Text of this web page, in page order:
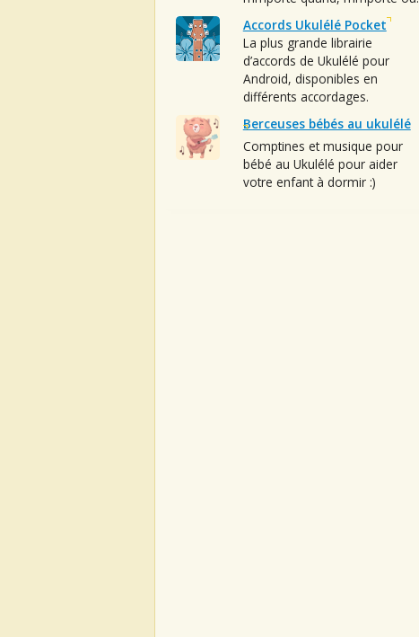
Accords Ukulélé Pocket
La plus grande librairie
d’accords de Ukulélé pour
Android, disponibles en
différents accordages.
Berceuses bébés au ukulélé
Comptines et musique pour
bébé au Ukulélé pour aider
votre enfant à dormir :)